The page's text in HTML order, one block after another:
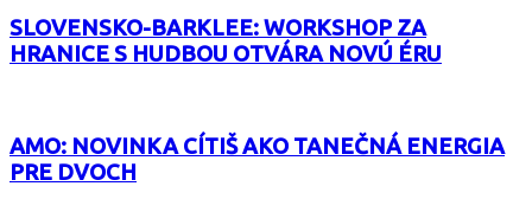
SLOVENSKO-BARKLEE: WORKSHOP ZA
HRANICE S HUDBOU OTVÁRA NOVÚ ÉRU
AMO: NOVINKA CÍTIŠ AKO TANEČNÁ ENERGIA
PRE DVOCH